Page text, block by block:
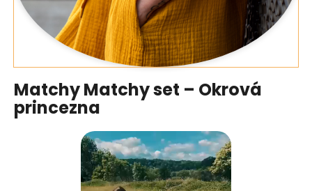
Matchy Matchy set – Okrová
princezna